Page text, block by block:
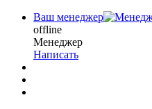
Ваш менеджер
offline
Менеджер
Написать